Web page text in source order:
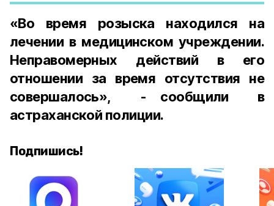
«Во время розыска находился на
лечении в медицинском учреждении.
Неправомерных действий в его
отношении за время отсутствия не
совершалось», - сообщили в
астраханской полиции.
Подпишись!